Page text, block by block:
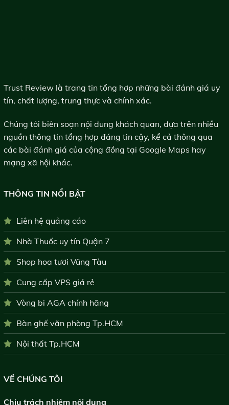
Trust Review là trang tin tổng hợp những bài đánh giá uy
tín, chất lượng, trung thực và chính xác.
Chúng tôi biên soạn nội dung khách quan, dựa trên nhiều
nguồn thông tin tổng hợp đáng tin cậy, kể cả thông qua
các bài đánh giá của cộng đồng tại Google Maps hay
mạng xã hội khác.
THÔNG TIN NỔI BẬT
Liên hệ quảng cáo
Nhà Thuốc uy tín Quận 7
Shop hoa tươi Vũng Tàu
Cung cấp VPS giá rẻ
Vòng bi AGA chính hãng
Bàn ghế văn phòng Tp.HCM
Nội thất Tp.HCM
VỀ CHÚNG TÔI
Chịu trách nhiệm nội dung